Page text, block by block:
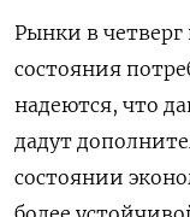
Рынки в
состояния
надеются, что
дадут
состоянии